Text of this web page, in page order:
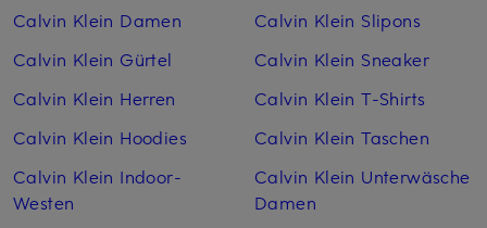
Calvin Klein Damen
Calvin Klein Gürtel
Calvin Klein Herren
Calvin Klein Hoodies
Calvin Klein Indoor-
Westen
Calvin Klein Slipons
Calvin Klein Sneaker
Calvin Klein T-Shirts
Calvin Klein Taschen
Calvin Klein Unterwäsche
Damen